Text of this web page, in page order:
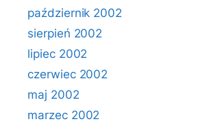
październik 2002
sierpień 2002
lipiec 2002
czerwiec 2002
maj 2002
marzec 2002